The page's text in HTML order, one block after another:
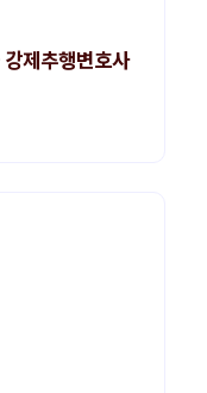
제추행변호사